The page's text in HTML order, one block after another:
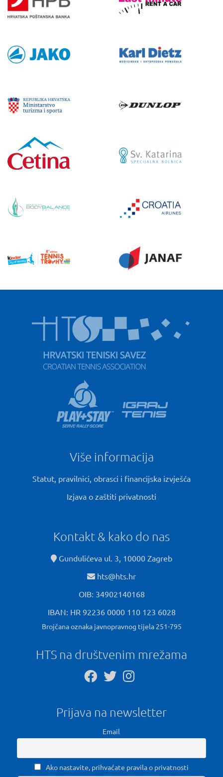
Više informacija
Statut, pravilnici, obrasci i financijska izvješća
Izjava o zaštiti privatnosti
Kontakt & kako do nas
Gundulićeva ul. 3, 10000 Zagreb
hts@hts.hr
OIB: 34902140168
IBAN: HR 92236 0000 110 123 6028
Brojčana oznaka javnopravnog tijela 251-795
HTS na društvenim mrežama
Prijava na newsletter
Email
Ako nastavite, prihvaćate pravila o privatnosti